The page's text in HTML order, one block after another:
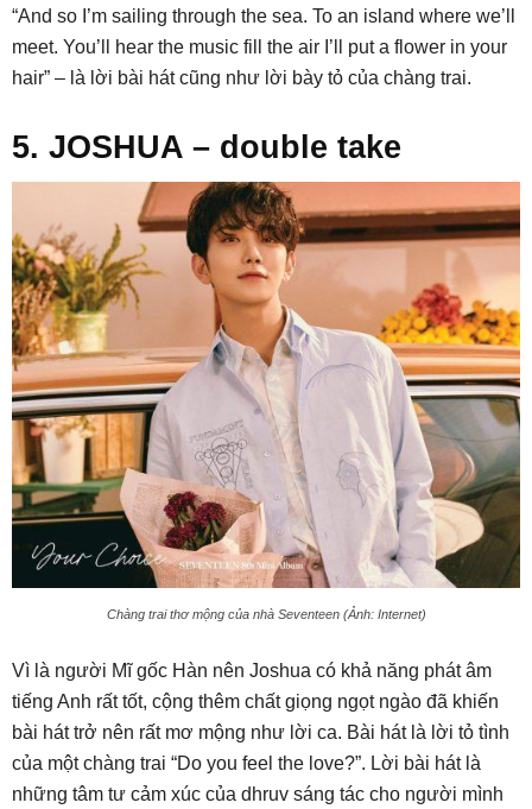
“And so I’m sailing through the sea. To an island where we’ll
meet. You’ll hear the music fill the air I’ll put a flower in your
hair” – là lời bài hát cũng như lời bày tỏ của chàng trai.
5. JOSHUA – double take
Chàng trai thơ mộng của nhà Seventeen (Ảnh: Internet)
Vì là người Mĩ gốc Hàn nên Joshua có khả năng phát âm
tiếng Anh rất tốt, cộng thêm chất giọng ngọt ngào đã khiến
bài hát trở nên rất mơ mộng như lời ca. Bài hát là lời tỏ tình
của một chàng trai “Do you feel the love?”. Lời bài hát là
những tâm tư cảm xúc của dhruv sáng tác cho người mình